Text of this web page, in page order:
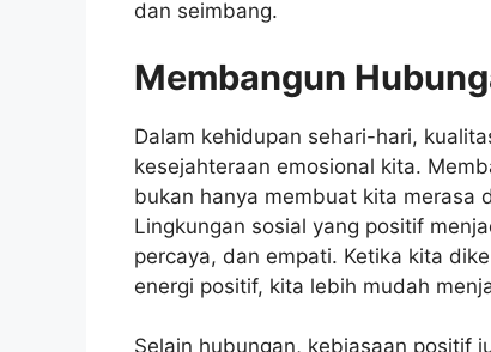
dan seimbang.
Membangun
Dalam kehidupan sehari-hari,
kesejahteraan emosional kita.
bukan hanya membuat kita merasa
Lingkungan sosial yang positif
percaya, dan empati. Ketika kita
energi positif, kita lebih mudah
Selain hubungan, kebiasaan positif